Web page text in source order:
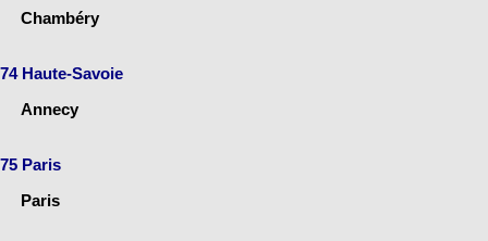
Chambéry
74 Haute-Savoie
Annecy
75 Paris
Paris